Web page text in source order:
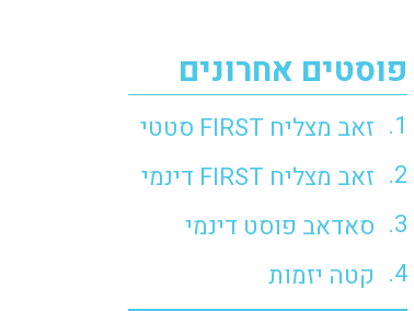
פוסטים אחרונים
זאב מצליח FIRST סטטי
זאב מצליח FIRST דינמי
סאדאב פוסט דינמי
קטה יזמות